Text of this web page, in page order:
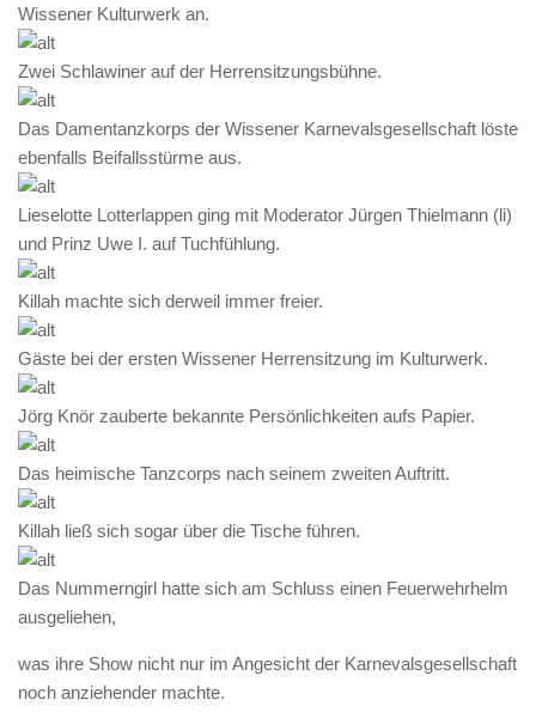
Wissener Kulturwerk an.
Zwei Schlawiner auf der Herrensitzungsbühne.
Das Damentanzkorps der Wissener Karnevalsgesellschaft löste
ebenfalls Beifallsstürme aus.
Lieselotte Lotterlappen ging mit Moderator Jürgen Thielmann (li)
und Prinz Uwe I. auf Tuchfühlung.
Killah machte sich derweil immer freier.
Gäste bei der ersten Wissener Herrensitzung im Kulturwerk.
Jörg Knör zauberte bekannte Persönlichkeiten aufs Papier.
Das heimische Tanzcorps nach seinem zweiten Auftritt.
Killah ließ sich sogar über die Tische führen.
Das Nummerngirl hatte sich am Schluss einen Feuerwehrhelm
ausgeliehen,
was ihre Show nicht nur im Angesicht der Karnevalsgesellschaft
noch anziehender machte.